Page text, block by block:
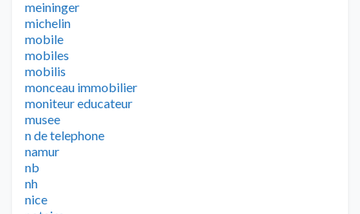
meininger
michelin
mobile
mobiles
mobilis
monceau immobilier
moniteur educateur
musee
n de telephone
namur
nb
nh
nice